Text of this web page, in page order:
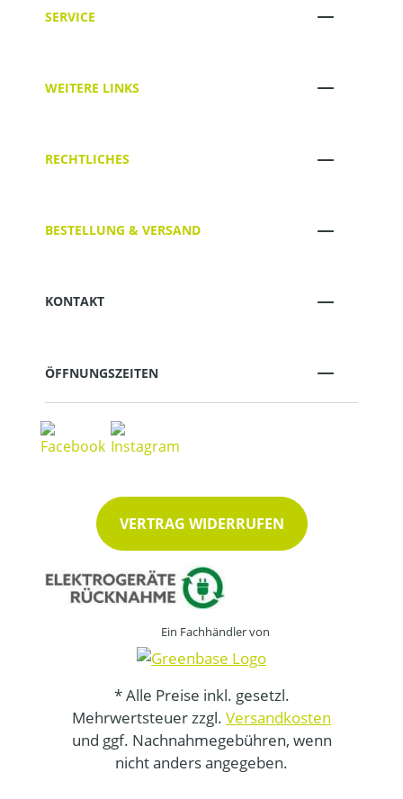
SERVICE
WEITERE LINKS
RECHTLICHES
BESTELLUNG & VERSAND
KONTAKT
ÖFFNUNGSZEITEN
VERTRAG WIDERRUFEN
Ein Fachhändler von
* Alle Preise inkl. gesetzl.
Mehrwertsteuer zzgl. Versandkosten
und ggf. Nachnahmegebühren, wenn
nicht anders angegeben.